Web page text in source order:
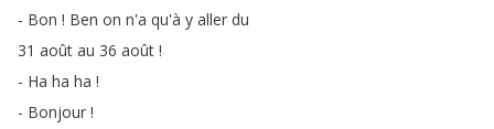
- Bon ! Ben on n'a qu'à y aller du
31 août au 36 août !
- Ha ha ha !
- Bonjour !